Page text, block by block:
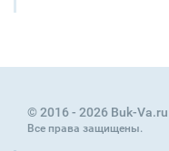
© 2016 - 2026 Buk-Va.ru
Все права защищены.